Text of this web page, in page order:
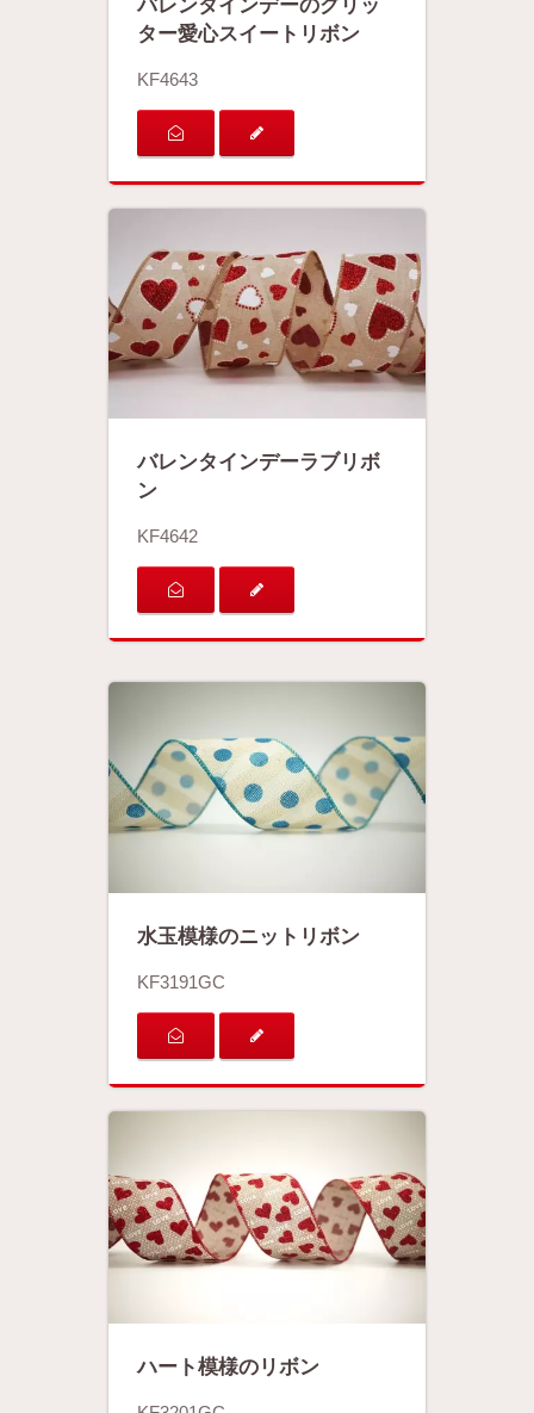
ター愛心スイートリボン
KF4643
バレンタインデーラブリボ
ン
KF4642
水玉模様のニットリボン
KF3191GC
ハート模様のリボン